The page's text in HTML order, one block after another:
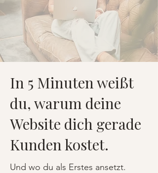
In 5 Minuten weißt
du, warum deine
Website dich gerade
Kunden kostet.
Und wo du als Erstes ansetzt.